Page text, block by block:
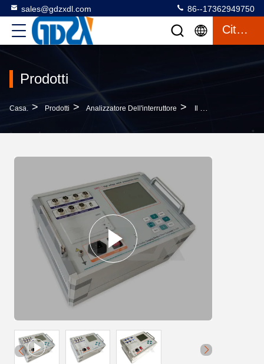
sales@gdzxdl.com 86--17362949750
Citazione
Prodotti
Casa. > Prodotti > Analizzatore Dell'interruttore >